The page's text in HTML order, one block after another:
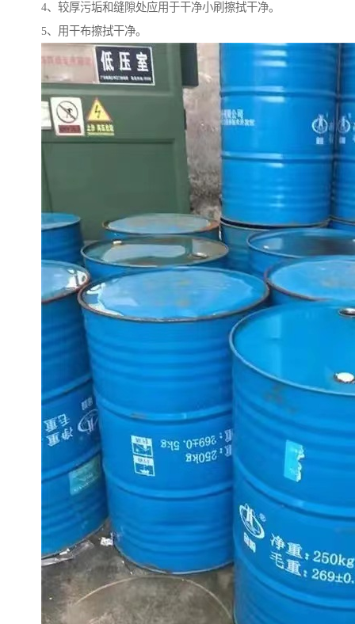
4、较厚污垢和缝隙处应用于干净小刷擦拭干净。
5、用干布擦拭干净。